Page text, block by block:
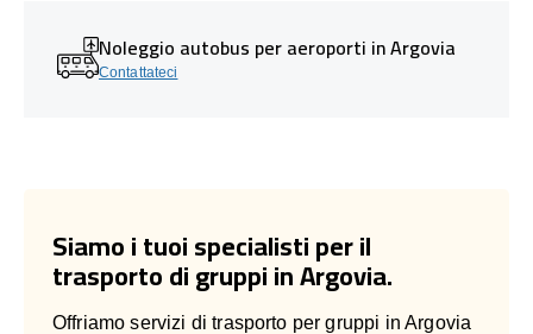
Noleggio autobus per aeroporti in Argovia
Contattateci
Siamo i tuoi specialisti per il
trasporto di gruppi in Argovia.
Offriamo servizi di trasporto per gruppi in Argovia